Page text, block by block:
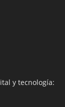
y tecnología: